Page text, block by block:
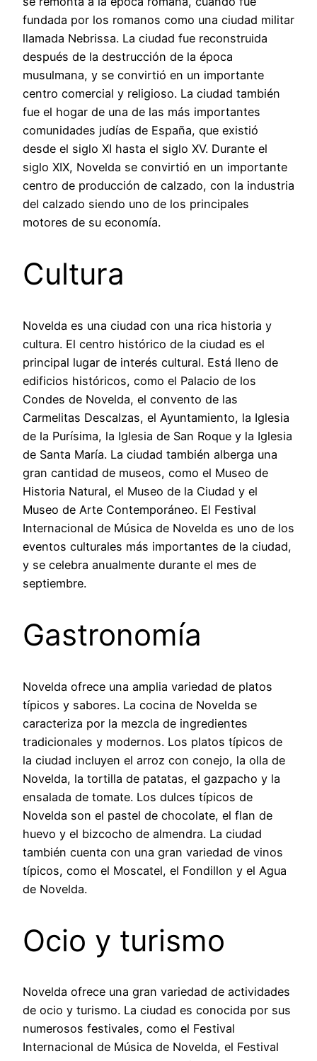
fundada por los romanos como una ciudad militar
llamada Nebrissa. La ciudad fue reconstruida
después de la destrucción de la época
musulmana, y se convirtió en un importante
centro comercial y religioso. La ciudad también
fue el hogar de una de las más importantes
comunidades judías de España, que existió
desde el siglo XI hasta el siglo XV. Durante el
siglo XIX, Novelda se convirtió en un importante
centro de producción de calzado, con la industria
del calzado siendo uno de los principales
motores de su economía.
Cultura
Novelda es una ciudad con una rica historia y
cultura. El centro histórico de la ciudad es el
principal lugar de interés cultural. Está lleno de
edificios históricos, como el Palacio de los
Condes de Novelda, el convento de las
Carmelitas Descalzas, el Ayuntamiento, la Iglesia
de la Purísima, la Iglesia de San Roque y la Iglesia
de Santa María. La ciudad también alberga una
gran cantidad de museos, como el Museo de
Historia Natural, el Museo de la Ciudad y el
Museo de Arte Contemporáneo. El Festival
Internacional de Música de Novelda es uno de los
eventos culturales más importantes de la ciudad,
y se celebra anualmente durante el mes de
septiembre.
Gastronomía
Novelda ofrece una amplia variedad de platos
típicos y sabores. La cocina de Novelda se
caracteriza por la mezcla de ingredientes
tradicionales y modernos. Los platos típicos de
la ciudad incluyen el arroz con conejo, la olla de
Novelda, la tortilla de patatas, el gazpacho y la
ensalada de tomate. Los dulces típicos de
Novelda son el pastel de chocolate, el flan de
huevo y el bizcocho de almendra. La ciudad
también cuenta con una gran variedad de vinos
típicos, como el Moscatel, el Fondillon y el Agua
de Novelda.
Ocio y turismo
Novelda ofrece una gran variedad de actividades
de ocio y turismo. La ciudad es conocida por sus
numerosos festivales, como el Festival
Internacional de Música de Novelda, el Festival